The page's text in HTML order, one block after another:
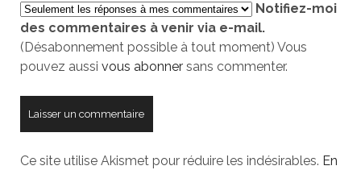
votre
site
Notifiez-moi
des commentaires à venir via e-mail.
(Désabonnement possible à tout moment) Vous
pouvez aussi vous abonnersans commenter.
Ce site utilise Akismet pour réduire les indésirables. En